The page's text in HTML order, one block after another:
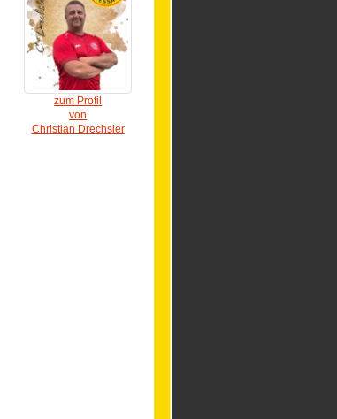
zum Profil
von
Christian Drechsler